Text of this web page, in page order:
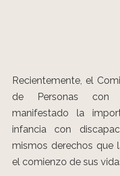
Recientemente, el
de Personas con
manifestado la
infancia con
mismos derechos que
el comienzo de sus